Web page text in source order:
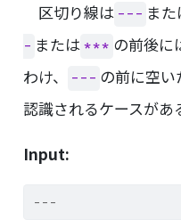
区切り線は --- ま
- または*** の前後に
わけ、
--- の前に空い
認識されるケースがあ
Input:
---